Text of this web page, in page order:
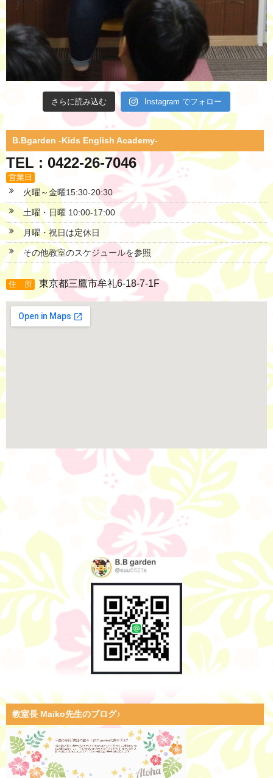
さらに読み込む Instagram でフォロー
B.Bgarden -Kids English Academy-
TEL : 0422-26-7046
営業日
火曜～金曜15:30-20:30
土曜・日曜 10:00-17:00
月曜・祝日は定休日
その他教室のスケジュールを参照
住 所 東京都三鷹市牟礼6-18-7-1F
教室長 Maiko先生のブログ♪